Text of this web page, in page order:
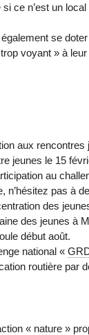
ce n’est un
se
voyant » à
aux
jeunes le 15
au
n’hésitez pas à
des
des jeunes à
début août.
national «
routière par
« nature »